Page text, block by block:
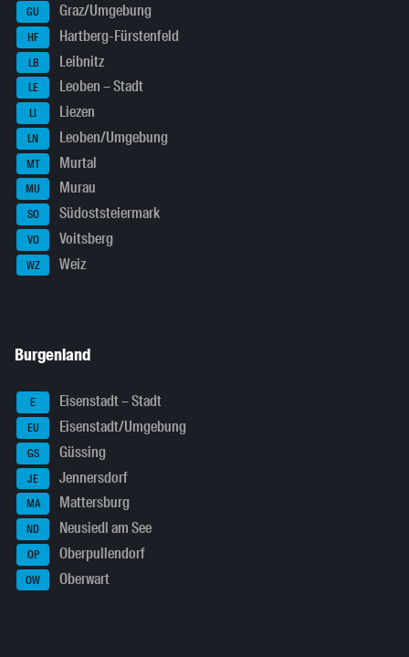
GU Graz/Umgebung
HF Hartberg-Fürstenfeld
LB Leibnitz
LE Leoben – Stadt
LI Liezen
LN Leoben/Umgebung
MT Murtal
MU Murau
SO Südoststeiermark
VO Voitsberg
WZ Weiz
Burgenland
E Eisenstadt – Stadt
EU Eisenstadt/Umgebung
GS Güssing
JE Jennersdorf
MA Mattersburg
ND Neusiedl am See
OP Oberpullendorf
OW Oberwart